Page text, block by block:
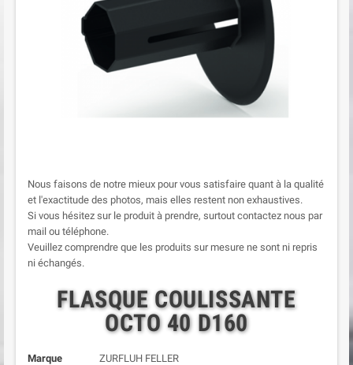
Nous faisons de notre mieux pour vous satisfaire quant à la qualité
et l'exactitude des photos, mais elles restent non exhaustives.
Si vous hésitez sur le produit à prendre, surtout contactez nous par
mail ou téléphone.
Veuillez comprendre que les produits sur mesure ne sont ni repris
ni échangés.
FLASQUE COULISSANTE
OCTO 40 D160
Marque
ZURFLUH FELLER